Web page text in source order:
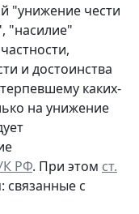
"унижение чести
"насилие"
и достоинства
каких-
на унижение
РФ. При этом ст.
связанные с